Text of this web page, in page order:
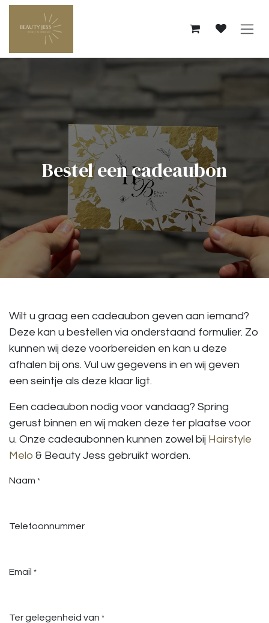
Overslaan naar inhoud
Bestel een cadeaubon
Wilt u graag een cadeaubon geven aan iemand?
Deze kan u bestellen via onderstaand formulier. Zo
kunnen wij deze voorbereiden en kan u deze
afhalen bij ons. Vul uw gegevens in en wij geven
een seintje als deze klaar ligt.
Een cadeaubon nodig voor vandaag? Spring
gerust binnen en wij maken deze ter plaatse voor
u. Onze cadeaubonnen kunnen zowel bij Hairstyle
Melo & Beauty Jess gebruikt worden.
Naam *
Telefoonnummer
Email *
Ter gelegenheid van *